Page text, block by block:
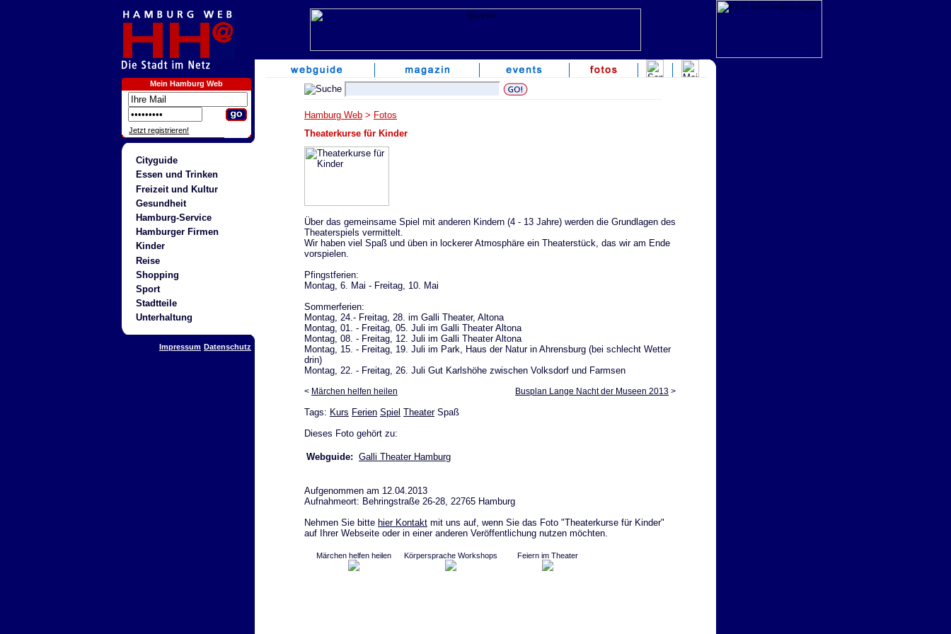
Mein Hamburg Web
Jetzt registrieren!
Cityguide
Essen und Trinken
Freizeit und Kultur
Gesundheit
Hamburg-Service
Hamburger Firmen
Kinder
Reise
Shopping
Sport
Stadtteile
Unterhaltung
Impressum Datenschutz
Hamburg Web > Fotos
Theaterkurse für Kinder
Über das gemeinsame Spiel mit anderen Kindern (4 - 13 Jahre) werden die Grundlagen des
Theaterspiels vermittelt.
Wir haben viel Spaß und üben in lockerer Atmosphäre ein Theaterstück, das wir am Ende
vorspielen.
Pfingstferien:
Montag, 6. Mai - Freitag, 10. Mai
Sommerferien:
Montag, 24.- Freitag, 28. im Galli Theater, Altona
Montag, 01. - Freitag, 05. Juli im Galli Theater Altona
Montag, 08. - Freitag, 12. Juli im Galli Theater Altona
Montag, 15. - Freitag, 19. Juli im Park, Haus der Natur in Ahrensburg (bei schlecht Wetter
drin)
Montag, 22. - Freitag, 26. Juli Gut Karlshöhe zwischen Volksdorf und Farmsen
< Märchen helfen heilen Busplan Lange Nacht der Museen 2013 >
Tags: Kurs Ferien Spiel TheaterSpaß
Dieses Foto gehört zu:
Webguide: Galli Theater Hamburg
Aufgenommen am 12.04.2013
Aufnahmeort: Behringstraße 26-28, 22765 Hamburg
Nehmen Sie bitte hier Kontakt mit uns auf, wenn Sie das Foto "Theaterkurse für Kinder"
auf Ihrer Webseite oder in einer anderen Veröffentlichung nutzen möchten.
Märchen helfen heilen Körpersprache Workshops Feiern im Theater